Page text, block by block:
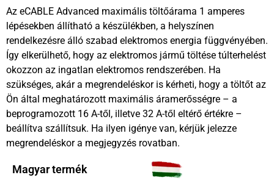
Az eCABLE Advanced maximális töltőárama 1 amperes
lépésekben állítható a készülékben, a helyszínen
rendelkezésre álló szabad elektromos energia függvényében.
Így elkerülhető, hogy az elektromos jármű töltése túlterhelést
okozzon az ingatlan elektromos rendszerében. Ha
szükséges, akár a megrendeléskor is kérheti, hogy a töltőt az
Ön által meghatározott maximális áramerősségre – a
beprogramozott 16 A-től, illetve 32 A-től eltérő értékre –
beállítva szállítsuk. Ha ilyen igénye van, kérjük jelezze
megrendeléskor a megjegyzés rovatban.
Magyar termék